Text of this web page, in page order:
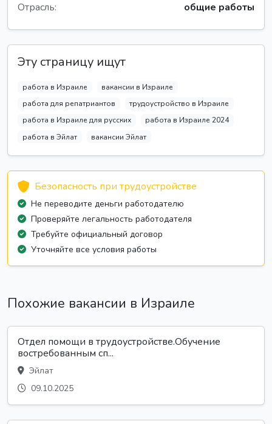
Отрасль:
общие работы
Эту страницу ищут
работа в Израиле
вакансии в Израиле
работа для репатриантов
трудоустройство в Израиле
работа в Израиле для русских
работа в Израиле 2024
работа в Эйлат
вакансии Эйлат
Безопасность при трудоустройстве
Не переводите деньги работодателю
Проверяйте легальность работодателя
Требуйте официальный договор
Уточняйте все условия работы
Похожие вакансии в Израиле
Отдел помощи в трудоустройстве.Обучение
востребованным сп...
Эйлат
09.10.2025